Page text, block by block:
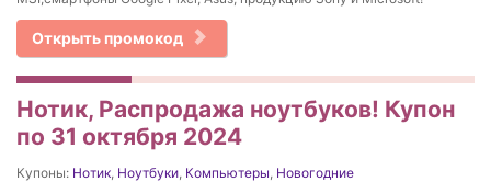
Открыть промокод
Нотик, Распродажа ноутбуков! Купон
по 31 октября 2024
Купоны: Нотик, Ноутбуки, Компьютеры, Новогодние